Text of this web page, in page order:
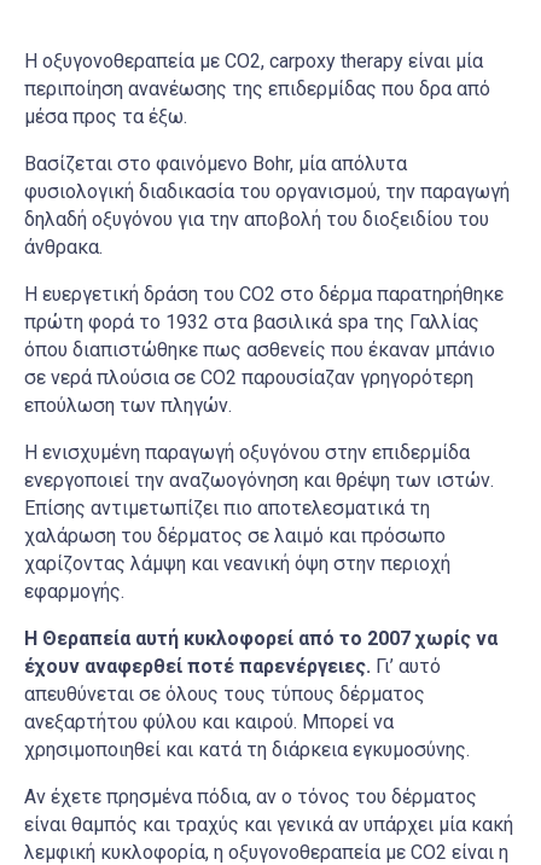
Η οξυγονοθεραπεία με CO2, carpoxy therapy είναι μία
περιποίηση ανανέωσης της επιδερμίδας που δρα από
μέσα προς τα έξω.
Βασίζεται στο φαινόμενο Bohr, μία απόλυτα
φυσιολογική διαδικασία του οργανισμού, την παραγωγή
δηλαδή οξυγόνου για την αποβολή του διοξειδίου του
άνθρακα.
Η ευεργετική δράση του CO2 στο δέρμα παρατηρήθηκε
πρώτη φορά το 1932 στα βασιλικά spa της Γαλλίας
όπου διαπιστώθηκε πως ασθενείς που έκαναν μπάνιο
σε νερά πλούσια σε CO2 παρουσίαζαν γρηγορότερη
επούλωση των πληγών.
Η ενισχυμένη παραγωγή οξυγόνου στην επιδερμίδα
ενεργοποιεί την αναζωογόνηση και θρέψη των ιστών.
Επίσης αντιμετωπίζει πιο αποτελεσματικά τη
χαλάρωση του δέρματος σε λαιμό και πρόσωπο
χαρίζοντας λάμψη και νεανική όψη στην περιοχή
εφαρμογής.
Η Θεραπεία αυτή κυκλοφορεί από το 2007 χωρίς να
έχουν αναφερθεί ποτέ παρενέργειες. Γι’ αυτό
απευθύνεται σε όλους τους τύπους δέρματος
ανεξαρτήτου φύλου και καιρού. Μπορεί να
χρησιμοποιηθεί και κατά τη διάρκεια εγκυμοσύνης.
Αν έχετε πρησμένα πόδια, αν ο τόνος του δέρματος
είναι θαμπός και τραχύς και γενικά αν υπάρχει μία κακή
λεμφική κυκλοφορία, η οξυγονοθεραπεία με CO2 είναι η